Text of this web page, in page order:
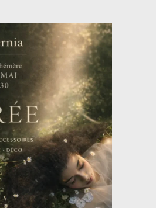
4 au
17